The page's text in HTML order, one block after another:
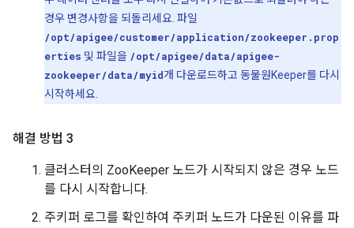
경우 변경사항을 되돌리세요. 파일
/opt/apigee/customer/application/zookeeper.prop
erties 및 파일을 /opt/apigee/data/apigee-
zookeeper/data/myid개 다운로드하고 동물원Keeper를 다시
시작하세요.
해결 방법 3
클러스터의 ZooKeeper 노드가 시작되지 않은 경우 노드
를 다시 시작합니다.
주키퍼 로그를 확인하여 주키퍼 노드가 다운된 이유를 파